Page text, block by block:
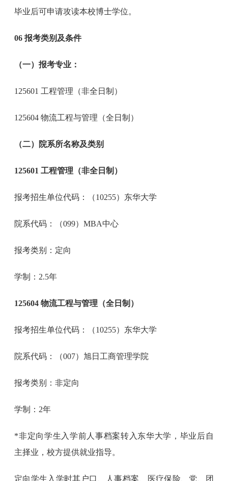
毕业后可申请攻读本校博士学位。
06 报考类别及条件
（一）报考专业：
125601 工程管理（非全日制）
125604 物流工程与管理（全日制）
（二）院系所名称及类别
125601 工程管理（非全日制）
报考招生单位代码：（10255）东华大学
院系代码：（099）MBA中心
报考类别：定向
学制：2.5年
125604 物流工程与管理（全日制）
报考招生单位代码：（10255）东华大学
院系代码：（007）旭日工商管理学院
报考类别：非定向
学制：2年
*非定向学生入学前人事档案转入东华大学，毕业后自
主择业，校方提供就业指导。
定向学生入学时其户口、人事档案、医疗保险、党、团